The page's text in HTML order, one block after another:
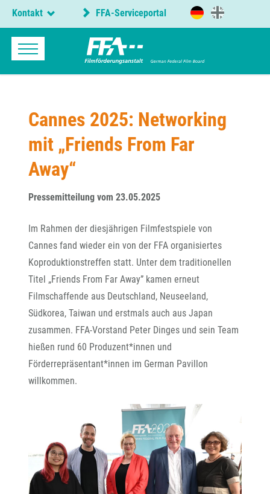
Kontakt FFA-Serviceportal
Cannes 2025: Networking
mit „Friends From Far
Away“
Pressemitteilung vom 23.05.2025
Im Rahmen der diesjährigen Filmfestspiele von
Cannes fand wieder ein von der FFA organisiertes
Koproduktionstreffen statt. Unter dem traditionellen
Titel „Friends From Far Away” kamen erneut
Filmschaffende aus Deutschland, Neuseeland,
Südkorea, Taiwan und erstmals auch aus Japan
zusammen. FFA-Vorstand Peter Dinges und sein Team
hießen rund 60 Produzent*innen und
Förderrepräsentant*innen im German Pavillon
willkommen.